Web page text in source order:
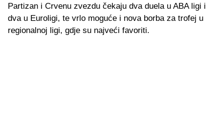
Partizan i Crvenu zvezdu čekaju dva duela u ABA ligi i
dva u Euroligi, te vrlo moguće i nova borba za trofej u
regionalnoj ligi, gdje su najveći favoriti.